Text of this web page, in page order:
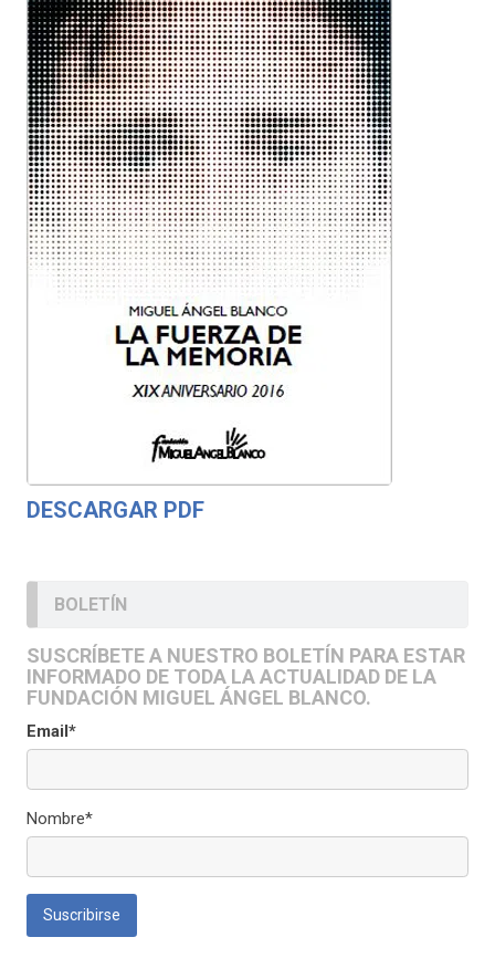
DESCARGAR PDF
BOLETÍN
SUSCRÍBETE A NUESTRO BOLETÍN PARA ESTAR
INFORMADO DE TODA LA ACTUALIDAD DE LA
FUNDACIÓN MIGUEL ÁNGEL BLANCO.
Email*
Nombre*